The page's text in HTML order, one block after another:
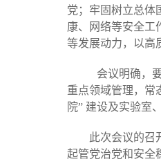
党；牢固树立总体
康、网络等安全工
等发展动力，以高
会议明确，
重点领域管理，常
院” 建设及实验室
此次会议的召
起管党治党和安全